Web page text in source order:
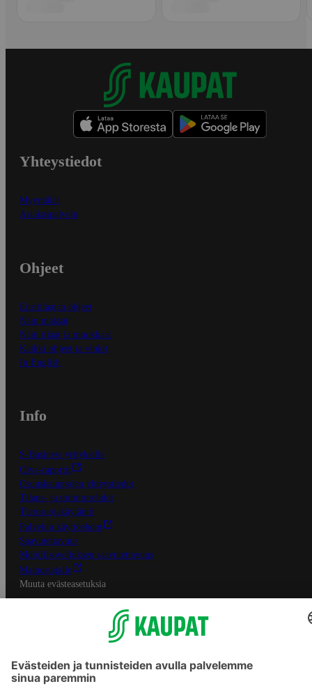
Yhteystiedot
Myymälät
Asiakaspalvelu
Ohjeet
Ensitilaajan ohjeet
Näin maksat
Näin tilaat ja muokkaat
Kaikki ohjeet ja vinkit
In English
Info
S-Business yrityksille
Oiva-raportit
Osuuskauppojen yhteystiedot
Tilaus- ja toimitusehdot
Tietosuojakäytäntö
Palvelun käyttöehdot
Saavutettavuus
Mobiilisovelluksen saavutettavuus
Mainostajalle
Muuta evästeasetuksia
S-ryhmän palvelut
S-ryhmä